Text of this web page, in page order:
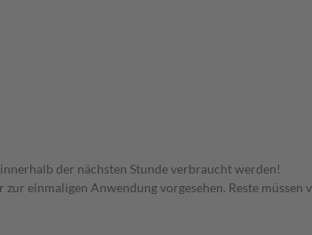
der nächsten Stunde verbraucht werden!
einmaligen Anwendung vorgesehen. Reste müssen